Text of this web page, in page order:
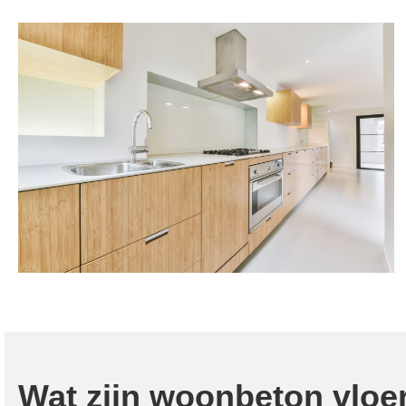
Wat zijn woonbeton